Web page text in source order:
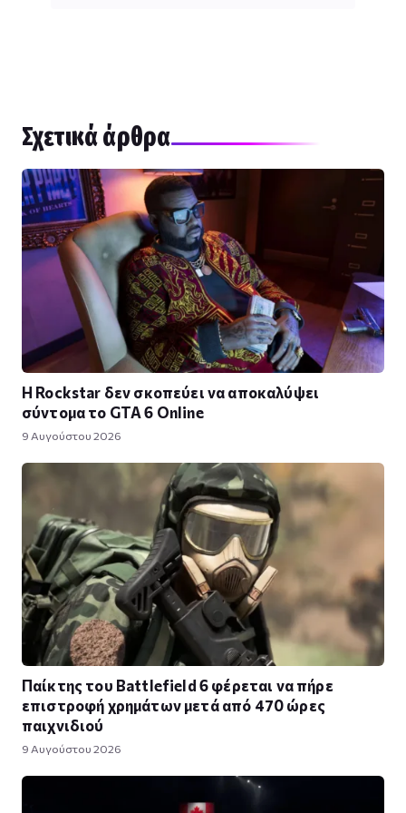
Σχετικά άρθρα
Η Rockstar δεν σκοπεύει να αποκαλύψει
σύντομα το GTA 6 Online
9 Αυγούστου 2026
Παίκτης του Battlefield 6 φέρεται να πήρε
επιστροφή χρημάτων μετά από 470 ώρες
παιχνιδιού
9 Αυγούστου 2026